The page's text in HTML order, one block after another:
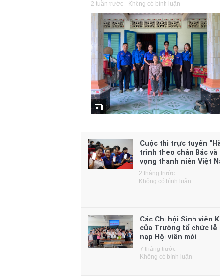
2 tuần trước Không có bình luận
Cuộc thi trực tuyến
trình theo chân Bác và
vọng thanh niên Việt
2 tháng trước
Không có bình luận
Các Chi hội Sinh viên
của Trường tổ chức lễ
nạp Hội viên mới
7 tháng trước
Không có bình luận